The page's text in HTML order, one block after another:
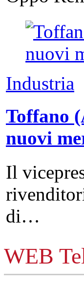
Industria
Toffano
nuovi
Il
di…
WEB